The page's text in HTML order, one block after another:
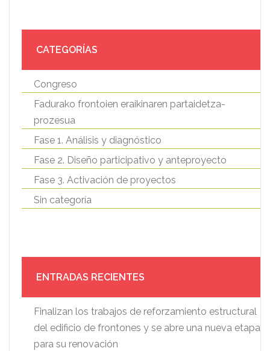
CATEGORÍAS
Congreso
Fadurako frontoien eraikinaren partaidetza-
prozesua
Fase 1. Análisis y diagnóstico
Fase 2. Diseño participativo y anteproyecto
Fase 3. Activación de proyectos
Sin categoría
ENTRADAS RECIENTES
Finalizan los trabajos de reforzamiento estructural
del edificio de frontones y se abre una nueva etapa
para su renovación